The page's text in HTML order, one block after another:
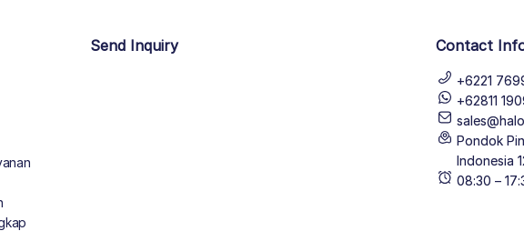
Send Inquiry Contact
+6221
+62811
Pondok
Indonesia
08:30 –